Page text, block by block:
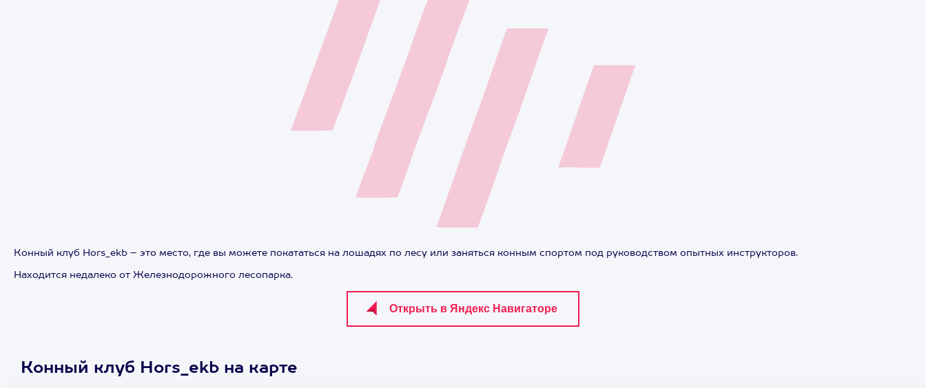
Конный клуб Hors_ekb – это место, где вы можете покататься на лошадях по лесу или заняться конным спортом под руководством опытных инструкторов.
Находится недалеко от Железнодорожного лесопарка.
Конный клуб Hors_ekb на карте